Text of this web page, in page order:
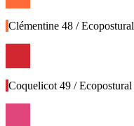
Clémentine 48 / Ecopostural
Coquelicot 49 / Ecopostural